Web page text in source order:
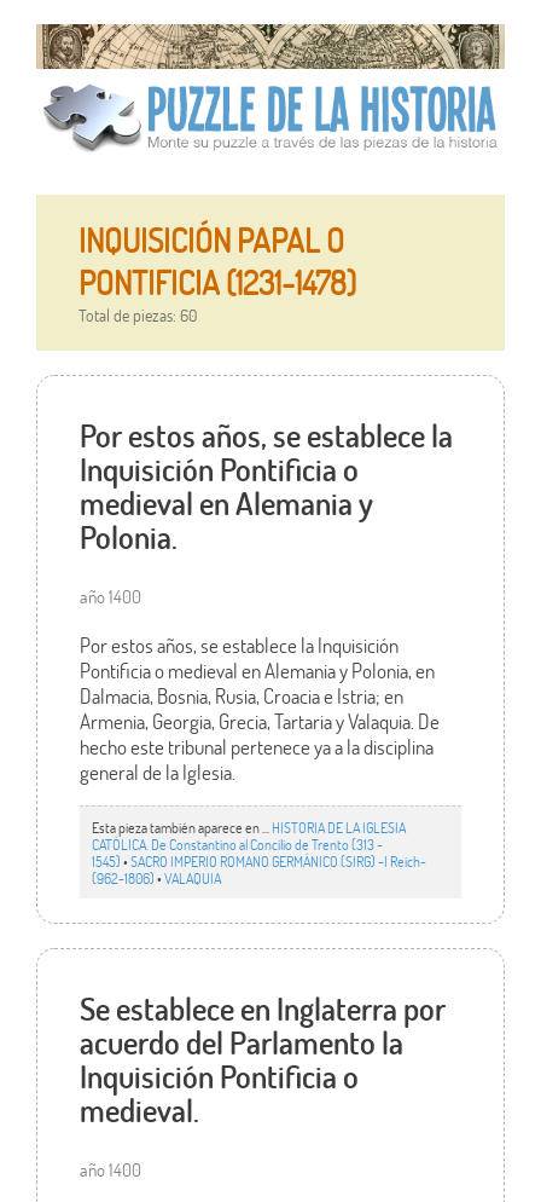
INQUISICIÓN PAPAL O
PONTIFICIA (1231-1478)
Total de piezas: 60
Por estos años, se establece la
Inquisición Pontificia o
medieval en Alemania y
Polonia.
año 1400
Por estos años, se establece la Inquisición
Pontificia o medieval en Alemania y Polonia, en
Dalmacia, Bosnia, Rusia, Croacia e Istria; en
Armenia, Georgia, Grecia, Tartaria y Valaquia. De
hecho este tribunal pertenece ya a la disciplina
general de la Iglesia.
Esta pieza también aparece en ... HISTORIA DE LA IGLESIA
CATÓLICA. De Constantino al Concilio de Trento (313 -
1545)•SACRO IMPERIO ROMANO GERMÁNICO (SIRG) -I Reich-
(962-1806)•VALAQUIA
Se establece en Inglaterra por
acuerdo del Parlamento la
Inquisición Pontificia o
medieval.
año 1400